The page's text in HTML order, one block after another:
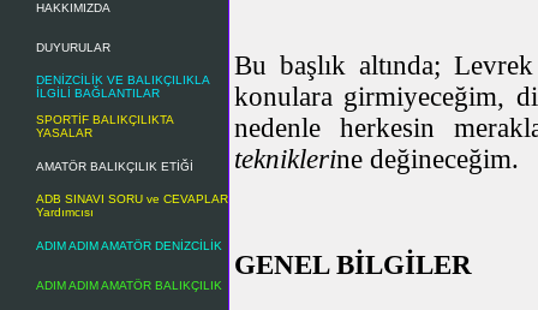
HAKKIMIZDA
DUYURULAR
DENİZCİLİK VE BALIKÇILIKLA
İLGİLİ BAĞLANTILAR
SPORTİF BALIKÇILIKTA
YASALAR
AMATÖR BALIKÇILIK ETİĞİ
ADB SINAVI SORU ve CEVAPLAR
Yardımcısı
ADIM ADIM AMATÖR DENİZCİLİK
ADIM ADIM AMATÖR BALIKÇILIK
Bu başlık altında;
konulara girmiyeceğim,
nedenle herkesin
tekniklerine değineceğim.
GENEL BİLGİLER